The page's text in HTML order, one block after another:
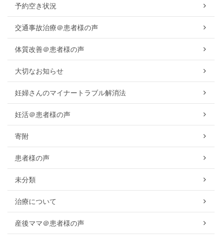
予約空き状況
交通事故治療＠患者様の声
体質改善＠患者様の声
大切なお知らせ
妊婦さんのマイナートラブル解消法
妊活＠患者様の声
寄附
患者様の声
未分類
治療について
産後ママ＠患者様の声